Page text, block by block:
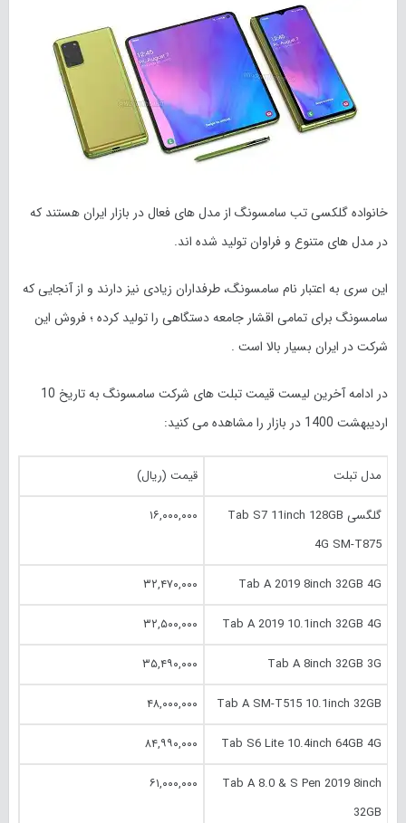
خانواده گلکسی تب سامسونگ از مدل های فعال در بازار ایران هستند که
در مدل های متنوع و فراوان تولید شده اند.
این سری به اعتبار نام سامسونگ، طرفداران زیادی نیز دارند و از آنجایی که
سامسونگ برای تمامی اقشار جامعه دستگاهی را تولید کرده ؛ فروش این
شرکت در ایران بسیار بالا است .
در ادامه آخرین لیست قیمت تبلت های شرکت سامسونگ به تاریخ 10
اردیبهشت 1400 در بازار را مشاهده می کنید:
مدل تبلت قیمت (ریال)
گلگسی Tab S7 11inch 128GB
4G SM-T875
۱۶,۰۰۰,۰۰۰
Tab A 2019 8inch 32GB 4G ۳۲,۴۷۰,۰۰۰
Tab A 2019 10.‎1inch 32GB 4G ۳۲,۵۰۰,۰۰۰
Tab A 8inch 32GB 3G ۳۵,۴۹۰,۰۰۰
Tab A SM-T515 10.‎1inch 32GB ۴۸,۰۰۰,۰۰۰
Tab S6 Lite 10.‎4inch 64GB 4G ۸۴,۹۹۰,۰۰۰
Tab A 8.‎0 & S Pen 2019 8inch
32GB
۶۱,۰۰۰,۰۰۰